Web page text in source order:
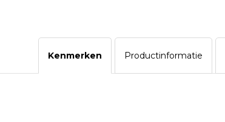
Kenmerken Productinformatie